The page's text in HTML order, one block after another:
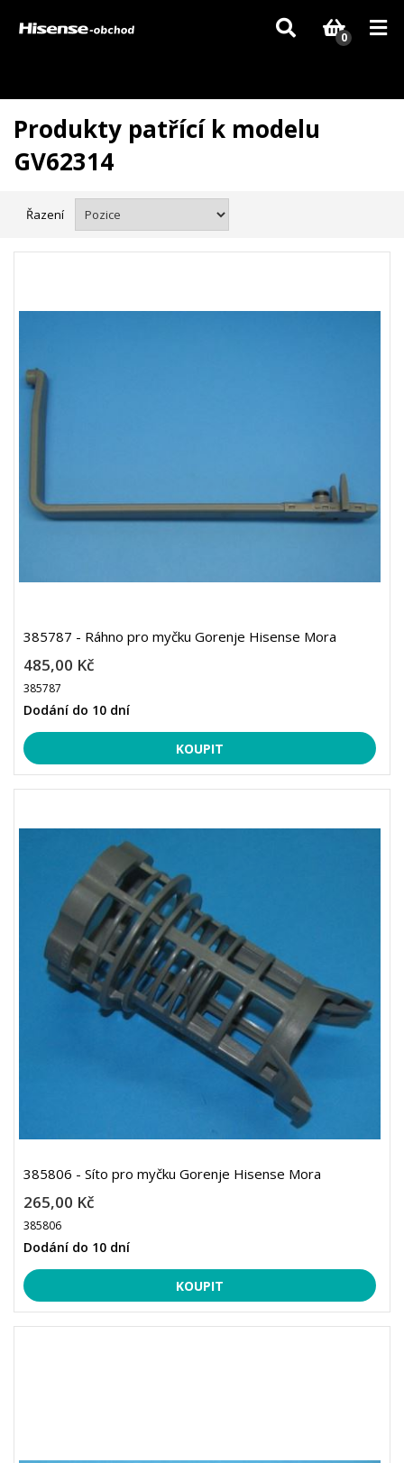
Vzhledem k aktuální situaci se může dodání dílů, které nejsou skladem,
zpozdit. Děkujeme za pochopení.
0
Produkty patřící k modelu
GV62314
Řazení
385787 - Ráhno pro myčku Gorenje Hisense Mora
485,00 Kč
385787
Dodání do 10 dní
385806 - Síto pro myčku Gorenje Hisense Mora
265,00 Kč
385806
Dodání do 10 dní